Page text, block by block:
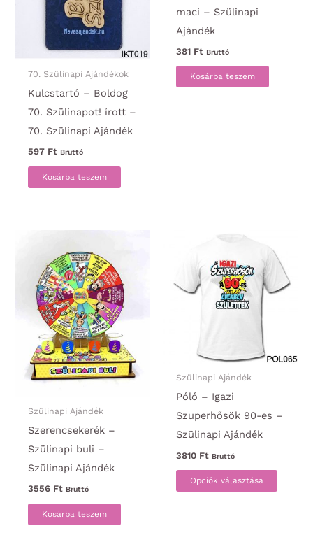
70. Szülinapi Ajándékok
Kulcstartó – Boldog
70. Szülinapot! írott –
70. Szülinapi Ajándék
597 Ft Bruttó
Kosárba teszem
maci – Szülinapi
Ajándék
381 Ft Bruttó
Kosárba teszem
Szülinapi Ajándék
Szerencsekerék –
Szülinapi buli –
Szülinapi Ajándék
3556 Ft Bruttó
Kosárba teszem
Szülinapi Ajándék
Póló – Igazi
Szuperhősök 90-es –
Szülinapi Ajándék
3810 Ft Bruttó
Opciók választása
Ennek
a